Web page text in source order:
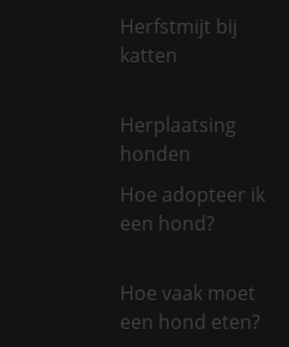
Herfstmijt bij
katten
Herplaatsing
honden
Hoe adopteer ik
een hond?
Hoe vaak moet
een hond eten?